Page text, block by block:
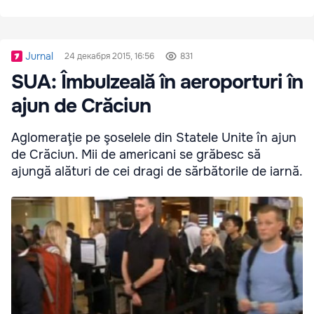
Jurnal 24 декабря 2015, 16:56 831
SUA: Îmbulzeală în aeroporturi în
ajun de Crăciun
Aglomeraţie pe şoselele din Statele Unite în ajun
de Crăciun. Mii de americani se grăbesc să
ajungă alături de cei dragi de sărbătorile de iarnă.